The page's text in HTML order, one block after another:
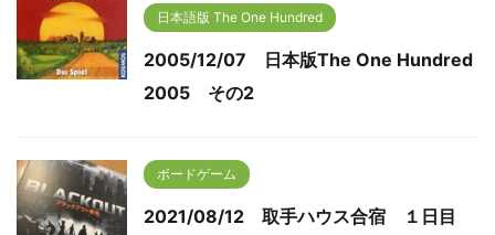
日本語版 The One Hundred
2005/12/07 日本版The One Hundred
2005 その2
ボードゲーム
2021/08/12 取手ハウス合宿 １日目